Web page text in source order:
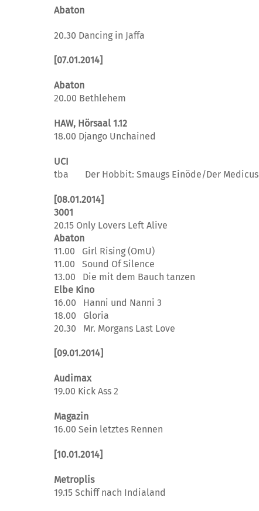
Abaton
20.30 Dancing in Jaffa
[07.01.2014]
Abaton
20.00 Bethlehem
HAW, Hörsaal 1.12
18.00 Django Unchained
UCI
tba Der Hobbit: Smaugs Einöde/Der Medicus
[08.01.2014]
3001
20.15 Only Lovers Left Alive
Abaton
11.00 Girl Rising (OmU)
11.00 Sound Of Silence
13.00 Die mit dem Bauch tanzen
Elbe Kino
16.00 Hanni und Nanni 3
18.00 Gloria
20.30 Mr. Morgans Last Love
[09.01.2014]
Audimax
19.00 Kick Ass 2
Magazin
16.00 Sein letztes Rennen
[10.01.2014]
Metroplis
19.15 Schiff nach Indialand